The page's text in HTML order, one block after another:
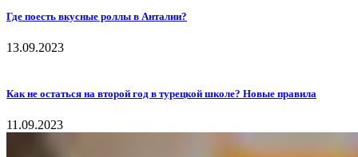
Где поесть вкусные роллы в Анталии?
13.09.2023
Как не остаться на второй год в турецкой школе? Новые правила
11.09.2023